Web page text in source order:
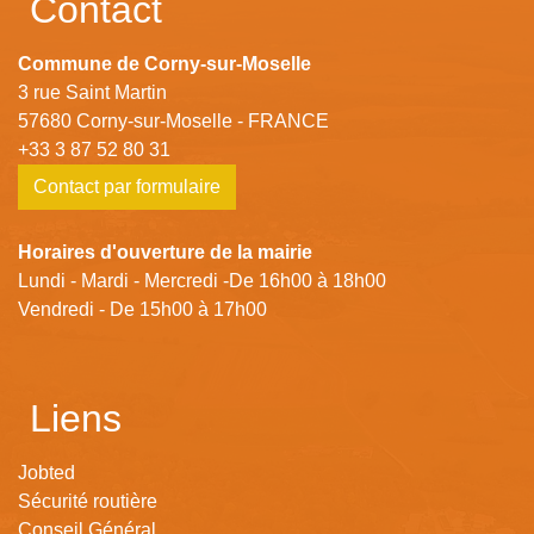
Contact
Commune de Corny-sur-Moselle
3 rue Saint Martin
57680 Corny-sur-Moselle - FRANCE
+33 3 87 52 80 31
Contact par formulaire
Horaires d'ouverture de la mairie
Lundi - Mardi - Mercredi -De 16h00 à 18h00
Vendredi - De 15h00 à 17h00
Liens
Jobted
Sécurité routière
Conseil Général